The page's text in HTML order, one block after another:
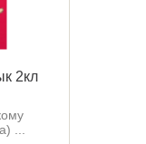
2кл
...